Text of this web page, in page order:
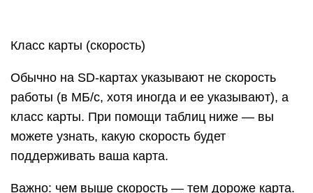
Класс карты (скорость)
Обычно на SD-картах указывают не скорость
работы (в МБ/с, хотя иногда и ее указывают), а
класс карты. При помощи таблиц ниже — вы
можете узнать, какую скорость будет
поддерживать ваша карта.
Важно: чем выше скорость — тем дороже карта.